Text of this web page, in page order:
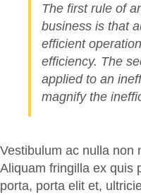
The first rule of
business is that
efficient
efficiency. The
applied to an
magnify the
Vestibulum ac nulla non
Aliquam fringilla ex quis
porta, porta elit et,